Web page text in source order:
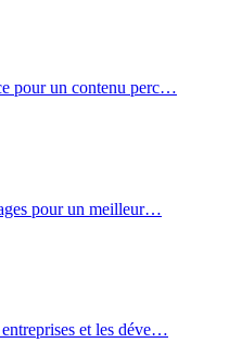
pour un contenu perc…
pour un meilleur…
et les déve…